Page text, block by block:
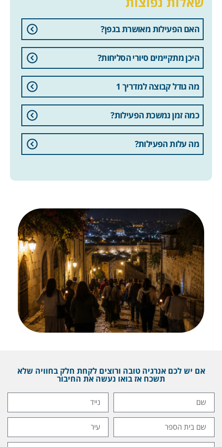
האם הפעילות מאושרת בגפן?
היכן מתקיימים סיורי הסליחות?
מה גודל קבוצה למדריך 1
כמה זמן נמשכת הפעילות?
מה עלות הפעילות?
אם יש לכם אנרגיה טובה ורוצים לקחת חלק בחוויה שלא
תשכח אז בואו נעשה את החיבור